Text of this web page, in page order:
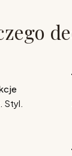
Styl.